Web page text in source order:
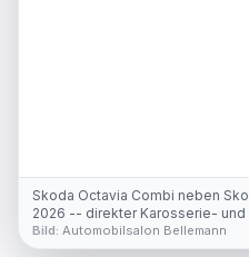
Skoda Octavia Combi neben
2026 -- direkter Karosserie-
Bild: Automobilsalon Bellemann